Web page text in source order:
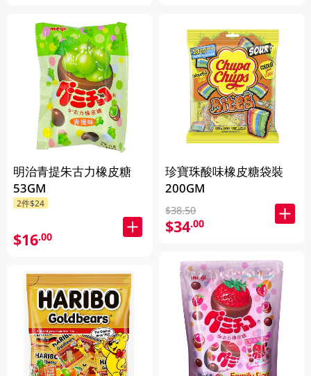
明治青提朱古力橡皮糖
53GM
2件$24
$16.00
珍寶珠酸味橡皮糖袋裝
200GM
$38.50
$34.00